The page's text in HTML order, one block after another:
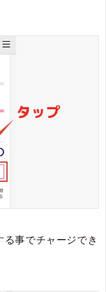
る事でチャージでき